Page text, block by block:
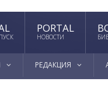
PORTAL
НОВОСТИ
РЕДАКЦИЯ